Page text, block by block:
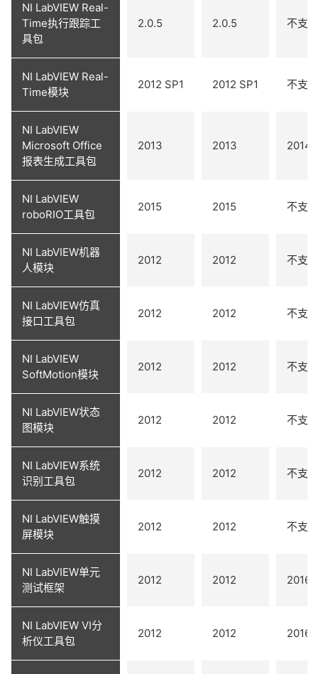
NI LabVIEW Real-
Time执行跟踪工
具包
2.0.5 2.0.5 不支持
NI LabVIEW Real-
Time模块
2012 SP1 2012 SP1 不支持
NI LabVIEW
Microsoft Office
报表生成工具包
2013 2013 2014
NI LabVIEW
roboRIO工具包
2015 2015 不支持
NI LabVIEW机器
人模块
2012 2012 不支持
NI LabVIEW仿真
接口工具包
2012 2012 不支持
NI LabVIEW
SoftMotion模块
2012 2012 不支持
NI LabVIEW状态
图模块
2012 2012 不支持
NI LabVIEW系统
识别工具包
2012 2012 不支持
NI LabVIEW触摸
屏模块
2012 2012 不支持
NI LabVIEW单元
测试框架
2012 2012 2016
NI LabVIEW VI分
析仪工具包
2012 2012 2016